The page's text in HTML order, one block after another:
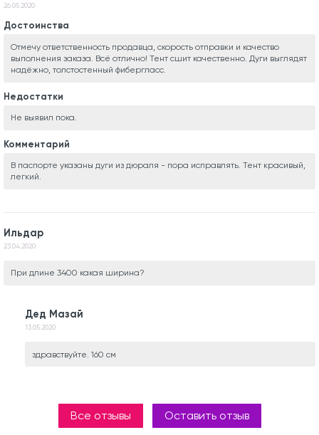
26.05.2020
Достоинства
Отмечу ответственность продавца, скорость отправки и качество
выполнения заказа. Всё отлично! Тент сшит качественно. Дуги выглядят
надёжно, толстостенный фибергласс.
Недостатки
Не выявил пока.
Комментарий
В паспорте указаны дуги из дюраля - пора исправлять. Тент красивый,
легкий.
Ильдар
23.04.2020
При длине 3400 какая ширина?
Дед Мазай
13.05.2020
здравствуйте. 160 см
Все отзывы Оставить отзыв